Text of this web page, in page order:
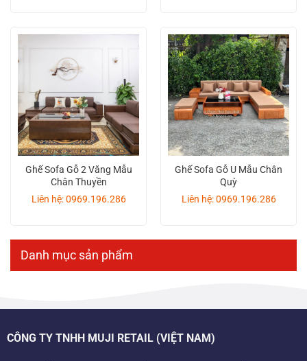
Ghế Sofa Gỗ 2 Văng Mẫu
Chân Thuyền
Liên hệ: 0969.196.286
Ghế Sofa Gỗ U Mẫu Chân
Quỳ
Liên hệ: 0969.196.286
Danh mục sản phẩm
CÔNG TY TNHH MUJI RETAIL (VIỆT NAM)